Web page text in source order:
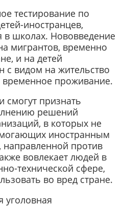
тестирование по
иностранцев,
школах. Нововведение
мигрантов, временно
и на детей
с видом на жительство
проживание.
смогут признать
решений
в которых не
иностранным
направленной против
вовлекает людей в
технической сфере,
во вред стране.
уголовная